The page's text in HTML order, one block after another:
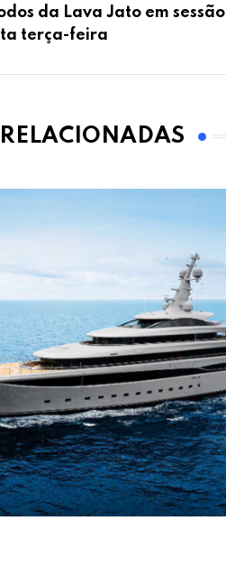
da Lava Jato em sessão
terça-feira